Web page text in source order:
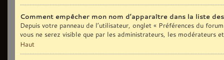
Comment empêcher mon nom d’apparaître dans la liste
Depuis votre panneau de l’utilisateur, onglet « Préférences du
vous ne serez visible que par les administrateurs, les modérateurs
Haut